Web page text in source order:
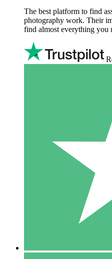
The best platform to find
photography work. Their
find almost everything you